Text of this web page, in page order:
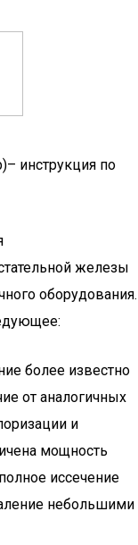
инструкция по
железы
оборудования.
более известно
от аналогичных
и
мощность
иссечение
небольшими